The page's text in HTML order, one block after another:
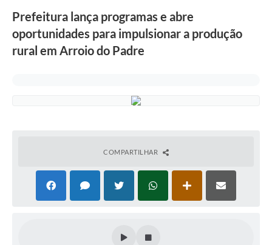
Prefeitura lança programas e abre
oportunidades para impulsionar a produção
rural em Arroio do Padre
COMPARTILHAR